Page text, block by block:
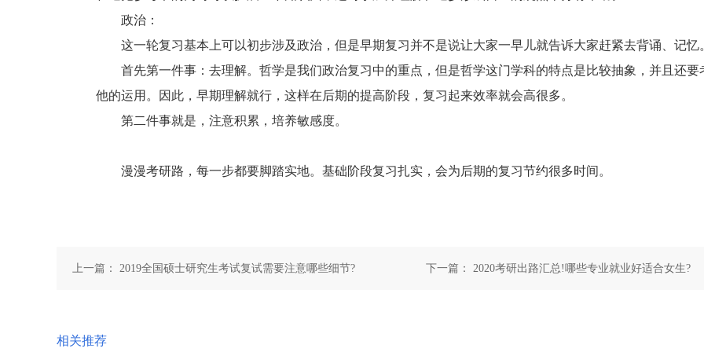
政治：
这一轮复习基本上可以初步涉及政治，但是早期复习并不是说让大家一早儿就告诉大家赶紧去背诵、记忆
首先第一件事：去理解。哲学是我们政治复习中的重点，但是哲学这门学科的特点是比较抽象，并且还要
他的运用。因此，早期理解就行，这样在后期的提高阶段，复习起来效率就会高很多。
第二件事就是，注意积累，培养敏感度。
漫漫考研路，每一步都要脚踏实地。基础阶段复习扎实，会为后期的复习节约很多时间。
上一篇： 2019全国硕士研究生考试复试需要注意哪些细节? 下一篇： 2020考研出路汇总!哪些专业就业好适合女生?
相关推荐